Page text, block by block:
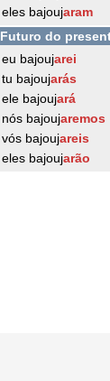
eles bajoujaram
Futuro do
eu bajoujarei
tu bajoujarás
ele bajoujará
nós bajoujaremos
vós bajoujareis
eles bajoujarão